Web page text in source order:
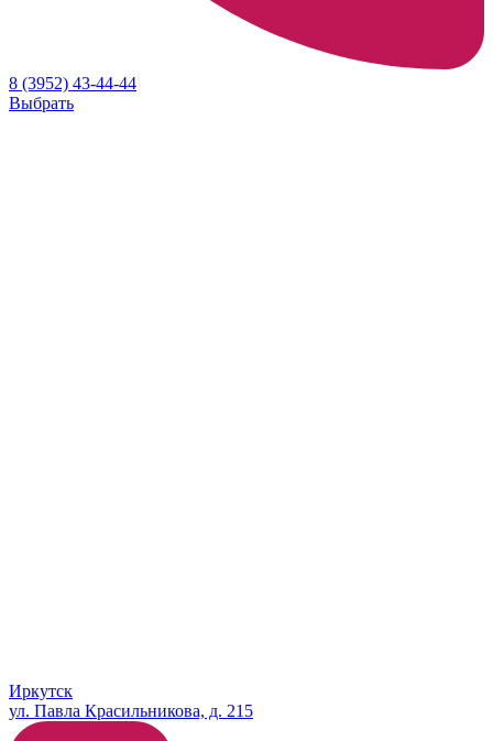
8 (3952) 43-44-44
Выбрать
Иркутск
ул. Павла Красильникова, д. 215